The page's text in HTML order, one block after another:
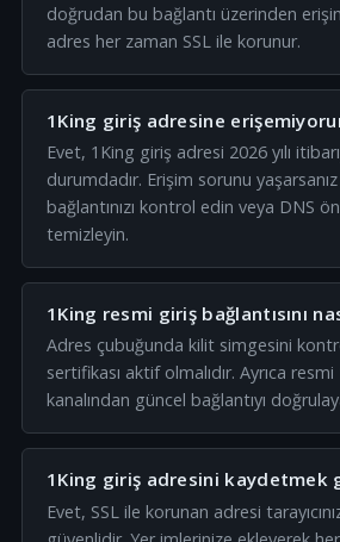
doğrudan bu bağlantı üzerinden
adres her zaman SSL ile korunur.
1King giriş adresine
Evet, 1King giriş adresi 2026 yılı
durumdadır. Erişim sorunu
bağlantınızı kontrol edin veya DNS
temizleyin.
1King resmi giriş bağlantısını
Adres çubuğunda kilit simgesini
sertifikası aktif olmalıdır. Ayrıca
kanalından güncel bağlantıyı
1King giriş adresini kaydetmek
Evet, SSL ile korunan adresi